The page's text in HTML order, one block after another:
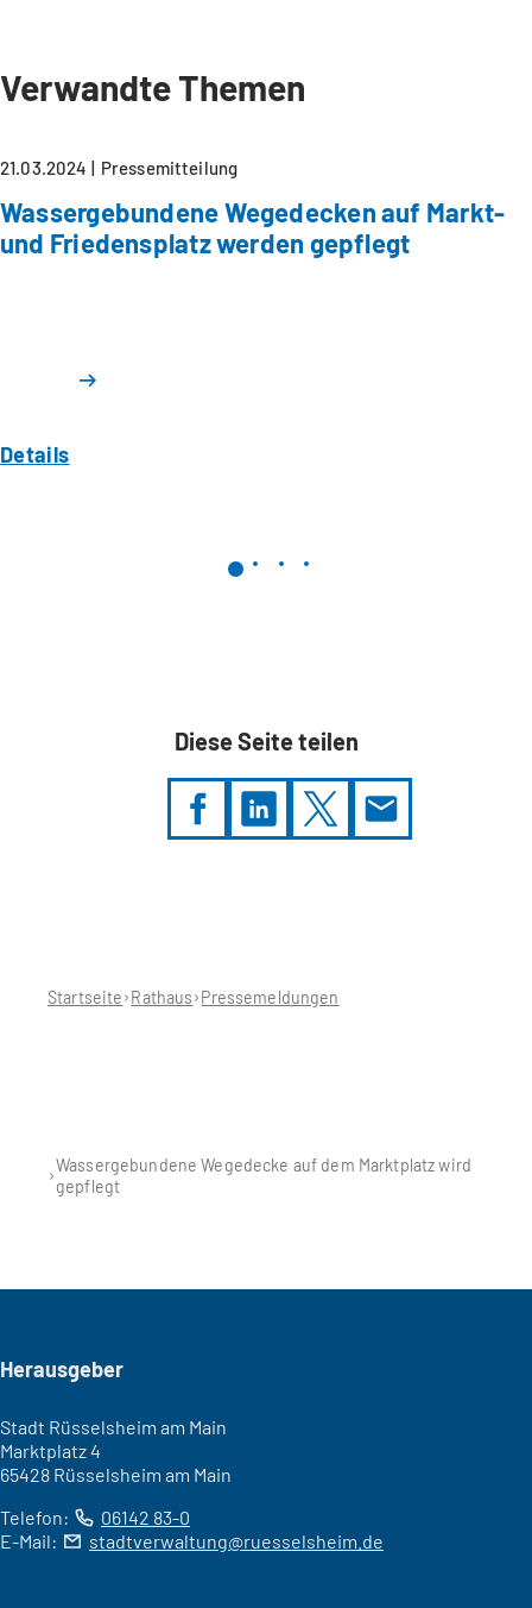
Verwandte Themen
21.03.2024 Pressemitteilung
Wassergebundene Wegedecken auf Markt-
und Friedensplatz werden gepflegt
Details
Diese Seite teilen
Startseite Rathaus Pressemeldungen
Wassergebundene Wegedecke auf dem Marktplatz wird
gepflegt
Seitenfuß
Herausgeber
Stadt Rüsselsheim am Main
Marktplatz 4
65428 Rüsselsheim am Main
Telefon:
06142 83-0
E-Mail:
stadtverwaltung ruesselsheim de